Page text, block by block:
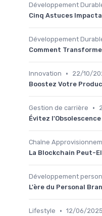
Développement
Cinq Astuces
Développement
Comment
Innovation •
22/10/
Boostez Votre
Gestion de carrière •
Évitez
Chaîne
La Blockchain Peut-
Développement
L'ère du Personal
Lifestyle • 12/06/2025